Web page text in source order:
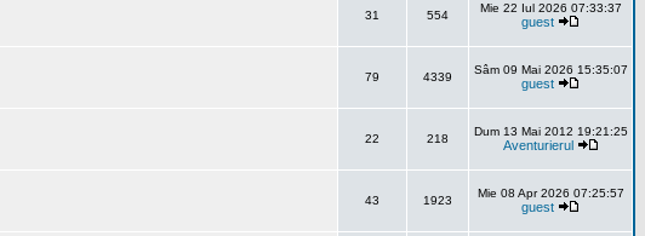
31 554
Mie 22 Iul 2026 07:33:37
guest
79 4339
Sâm 09 Mai 2026 15:35:07
guest
22 218
Dum 13 Mai 2012 19:21:25
Aventurierul
43 1923
Mie 08 Apr 2026 07:25:57
guest